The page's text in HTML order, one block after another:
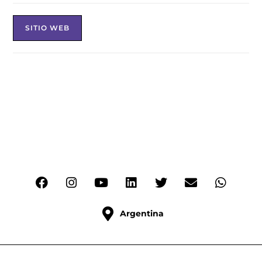
SITIO WEB
Argentina